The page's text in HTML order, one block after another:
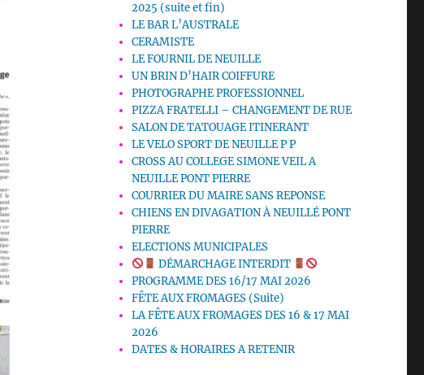
2025 (suite et fin)
LE BAR L’AUSTRALE
CERAMISTE
LE FOURNIL DE NEUILLE
UN BRIN D’HAIR COIFFURE
PHOTOGRAPHE PROFESSIONNEL
PIZZA FRATELLI – CHANGEMENT DE RUE
SALON DE TATOUAGE ITINERANT
LE VELO SPORT DE NEUILLE P P
CROSS AU COLLEGE SIMONE VEIL A
NEUILLE PONT PIERRE
COURRIER DU MAIRE SANS REPONSE
CHIENS EN DIVAGATION À NEUILLÉ PONT
PIERRE
ELECTIONS MUNICIPALES
DÉMARCHAGE INTERDIT
PROGRAMME DES 16/17 MAI 2026
FÊTE AUX FROMAGES (Suite)
LA FÊTE AUX FROMAGES DES 16 & 17 MAI
2026
DATES & HORAIRES A RETENIR